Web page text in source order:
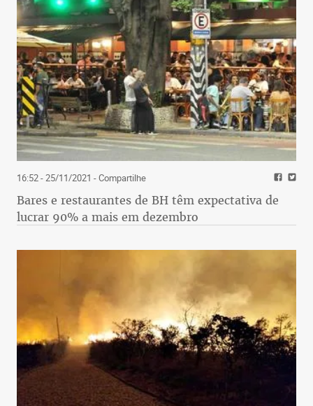
16:52 - 25/11/2021 - Compartilhe
Bares e restaurantes de BH têm expectativa de
lucrar 90% a mais em dezembro